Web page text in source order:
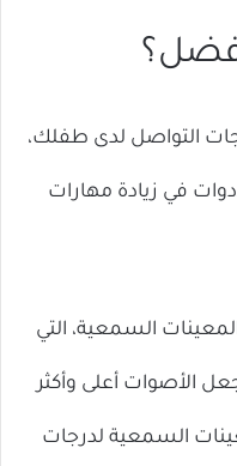
التواصل لدى طفلك،
في زيادة مهارات
السمعية، التي
الأصوات أعلى وأكثر
السمعية لدرجات